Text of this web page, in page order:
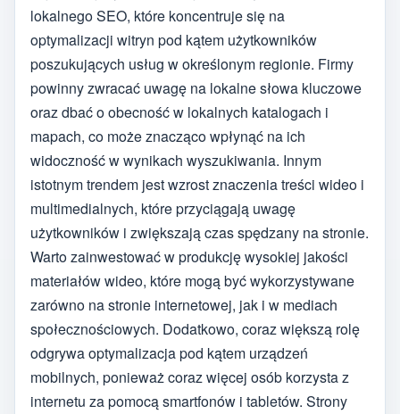
lokalnego SEO, które koncentruje się na
optymalizacji witryn pod kątem użytkowników
poszukujących usług w określonym regionie. Firmy
powinny zwracać uwagę na lokalne słowa kluczowe
oraz dbać o obecność w lokalnych katalogach i
mapach, co może znacząco wpłynąć na ich
widoczność w wynikach wyszukiwania. Innym
istotnym trendem jest wzrost znaczenia treści wideo i
multimedialnych, które przyciągają uwagę
użytkowników i zwiększają czas spędzany na stronie.
Warto zainwestować w produkcję wysokiej jakości
materiałów wideo, które mogą być wykorzystywane
zarówno na stronie internetowej, jak i w mediach
społecznościowych. Dodatkowo, coraz większą rolę
odgrywa optymalizacja pod kątem urządzeń
mobilnych, ponieważ coraz więcej osób korzysta z
internetu za pomocą smartfonów i tabletów. Strony